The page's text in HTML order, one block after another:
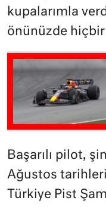
kupalarımla
önünüzde
Başarılı pilot,
Ağustos
Türkiye Pist